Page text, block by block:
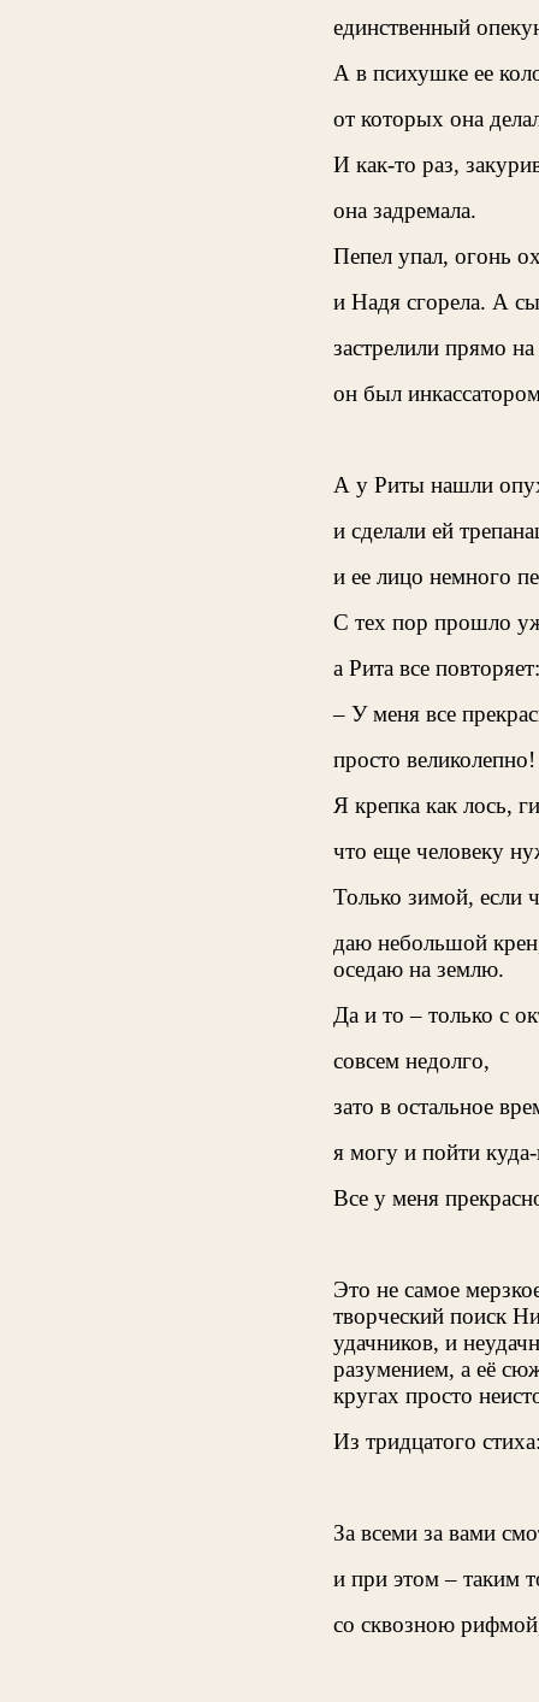
единственный
А в психушке ее
от которых она
И как-то раз,
она задремала.
Пепел упал, огонь
и Надя сгорела. А
застрелили прямо
он был
А у Риты нашли
и сделали ей
и ее лицо немного
С тех пор прошло
а Рита все повторяет:
– У меня все
просто великолепно!
Я крепка как лось,
что еще человеку
Только зимой, если
даю небольшой
оседаю на землю.
Да и то – только с
совсем недолго,
зато в остальное
я могу и пойти
Все у меня
Это не самое
творческий поиск
удачников, и
разумением, а её
кругах просто
Из тридцатого
За всеми за вами
и при этом – таким
со сквозною